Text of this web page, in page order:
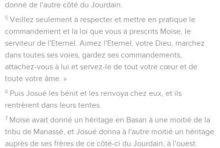
donné de l'autre côté du Jourdain.
5 Veillez seulement à respecter et mettre en pratique le
commandement et la loi que vous a prescrits Moïse, le
serviteur de l'Eternel. Aimez l'Eternel, votre Dieu, marchez
dans toutes ses voies, gardez ses commandements,
attachez-vous à lui et servez-le de tout votre cœur et de
toute votre âme. »
6 Puis Josué les bénit et les renvoya chez eux, et ils
rentrèrent dans leurs tentes.
7 Moïse avait donné un héritage en Basan à une moitié de la
tribu de Manassé, et Josué donna à l'autre moitié un héritage
auprès de ses frères de ce côté-ci du Jourdain, à l'ouest.